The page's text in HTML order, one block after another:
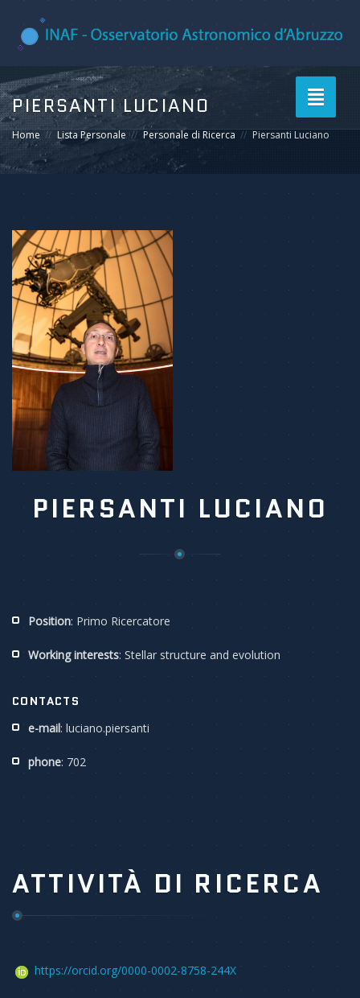
Toggle
PIERSANTI LUCIANO
Home Lista Personale Personale di Ricerca Piersanti Luciano
PIERSANTI LUCIANO
Position: Primo Ricercatore
Working interests: Stellar structure and evolution
CONTACTS
e-mail: luciano.piersanti
phone: 702
ATTIVITÀ DI RICERCA
https://orcid.org/0000-0002-8758-244X